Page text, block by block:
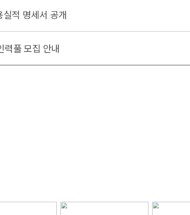
적 명세서 공개
력풀 모집 안내